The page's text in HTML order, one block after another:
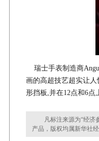
瑞士手表制造商
画的高超技艺超实让
形挡板,并在12点和6
凡标注来源为“经济参
产品，版权均属新华社